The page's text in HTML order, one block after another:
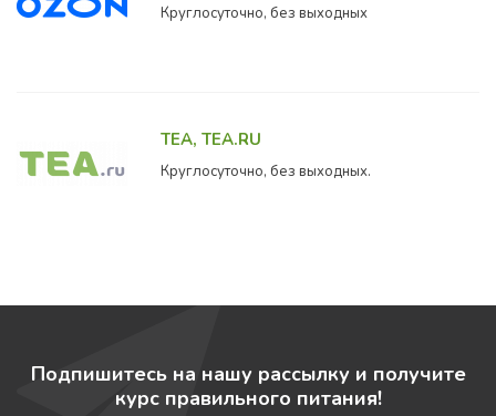
Круглосуточно, без выходных
TEA, TEA.RU
Круглосуточно, без выходных.
Подпишитесь на нашу рассылку и получите
курс правильного питания!